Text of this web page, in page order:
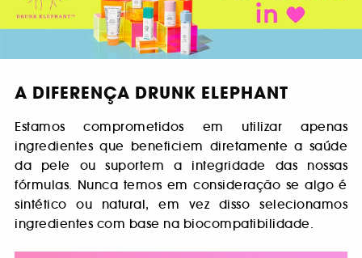
A DIFERENÇA DRUNK ELEPHANT
Estamos comprometidos em utilizar apenas
ingredientes que beneficiem diretamente a saúde
da pele ou suportem a integridade das nossas
fórmulas. Nunca temos em consideração se algo é
sintético ou natural, em vez disso selecionamos
ingredientes com base na biocompatibilidade.